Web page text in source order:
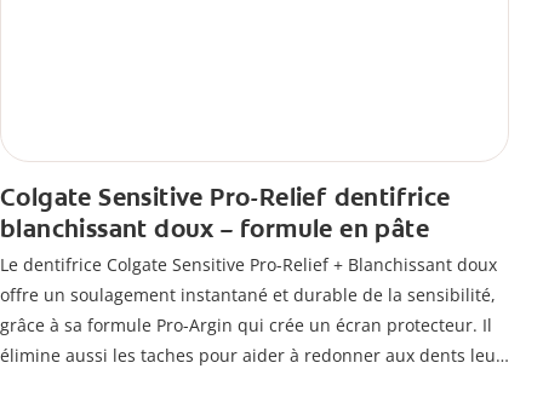
Colgate Sensitive Pro-Relief dentifrice
blanchissant doux – formule en pâte
Le dentifrice Colgate Sensitive Pro-Relief + Blanchissant doux
offre un soulagement instantané et durable de la sensibilité,
grâce à sa formule Pro-Argin qui crée un écran protecteur. Il
élimine aussi les taches pour aider à redonner aux dents leur